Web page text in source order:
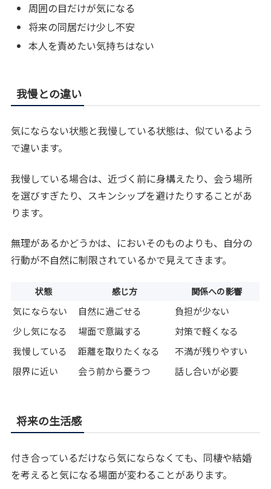
周囲の目だけが気になる
将来の同居だけ少し不安
本人を責めたい気持ちはない
我慢との違い
気にならない状態と我慢している状態は、似ているよう
で違います。
我慢している場合は、近づく前に身構えたり、会う場所
を選びすぎたり、スキンシップを避けたりすることがあ
ります。
無理があるかどうかは、においそのものよりも、自分の
行動が不自然に制限されているかで見えてきます。
状態 感じ方 関係への影響
気にならない 自然に過ごせる
負担が少ない
少し気になる
場面で意識する
対策で軽くなる
我慢している
距離を取りたくなる
不満が残りやすい
限界に近い
会う前から憂うつ 話し合いが必要
将来の生活感
付き合っているだけなら気にならなくても、同棲や結婚
を考えると気になる場面が変わることがあります。